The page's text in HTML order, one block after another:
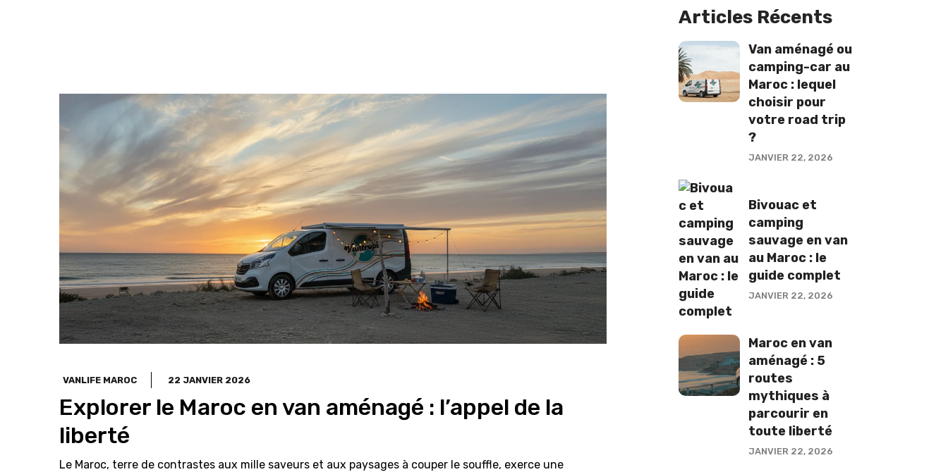
VANLIFE MAROC 22 JANVIER 2026
Explorer le Maroc en van aménagé : l’appel de la
liberté
Le Maroc, terre de contrastes aux mille saveurs et aux paysages à couper le souffle, exerce une
Articles Récents
Van aménagé ou
camping-car au
Maroc : lequel
choisir pour
votre road trip
?
JANVIER 22, 2026
Bivouac et
camping
sauvage en van
au Maroc : le
guide complet
JANVIER 22, 2026
Maroc en van
aménagé : 5
routes
mythiques à
parcourir en
toute liberté
JANVIER 22, 2026